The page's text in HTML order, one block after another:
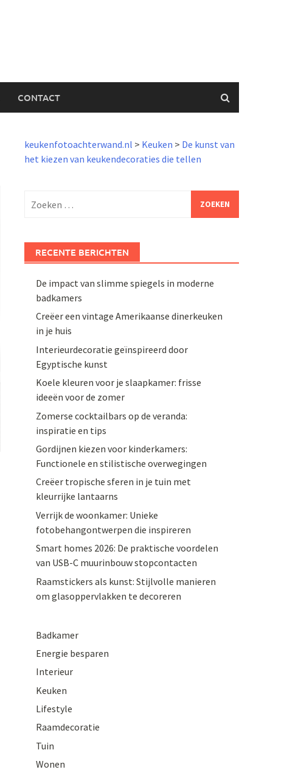
CONTACT
keukenfotoachterwand.nl > Keuken > De kunst van
het kiezen van keukendecoraties die tellen
naar:
RECENTE BERICHTEN
De impact van slimme spiegels in moderne
badkamers
Creëer een vintage Amerikaanse dinerkeuken
in je huis
Interieurdecoratie geïnspireerd door
Egyptische kunst
Koele kleuren voor je slaapkamer: frisse
ideeën voor de zomer
Zomerse cocktailbars op de veranda:
inspiratie en tips
Gordijnen kiezen voor kinderkamers:
Functionele en stilistische overwegingen
Creëer tropische sferen in je tuin met
kleurrijke lantaarns
Verrijk de woonkamer: Unieke
fotobehangontwerpen die inspireren
Smart homes 2026: De praktische voordelen
van USB-C muurinbouw stopcontacten
Raamstickers als kunst: Stijlvolle manieren
om glasoppervlakken te decoreren
Badkamer
Energie besparen
Interieur
Keuken
Lifestyle
Raamdecoratie
Tuin
Wonen